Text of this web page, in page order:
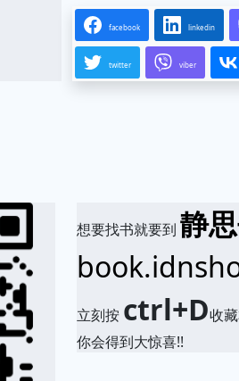
facebook linkedin
twitter viber
想要找书就要到静
立刻按 ctrl+D收
你会得到大惊喜!!